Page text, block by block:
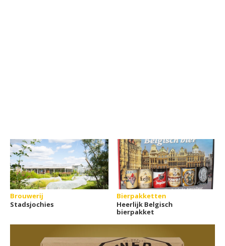
Brouwerij
Stadsjochies
Bierpakketten
Heerlijk Belgisch
bierpakket